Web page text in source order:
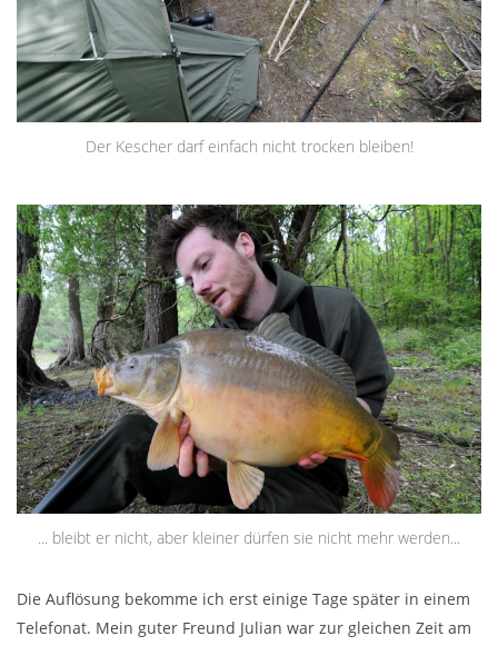
Der Kescher darf einfach nicht trocken bleiben!
... bleibt er nicht, aber kleiner dürfen sie nicht mehr werden...
Die Auflösung bekomme ich erst einige Tage später in einem
Telefonat. Mein guter Freund Julian war zur gleichen Zeit am